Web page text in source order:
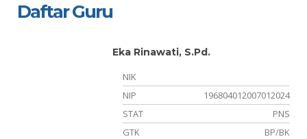
Daftar Guru
Eka Rinawati, S.Pd.
NIK
NIP
196804012007012024
STAT
PNS
GTK
BP/BK